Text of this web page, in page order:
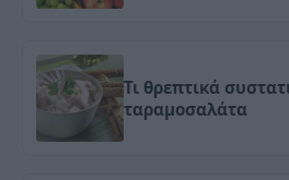
Τι θρεπτικά
ταραμοσαλάτα